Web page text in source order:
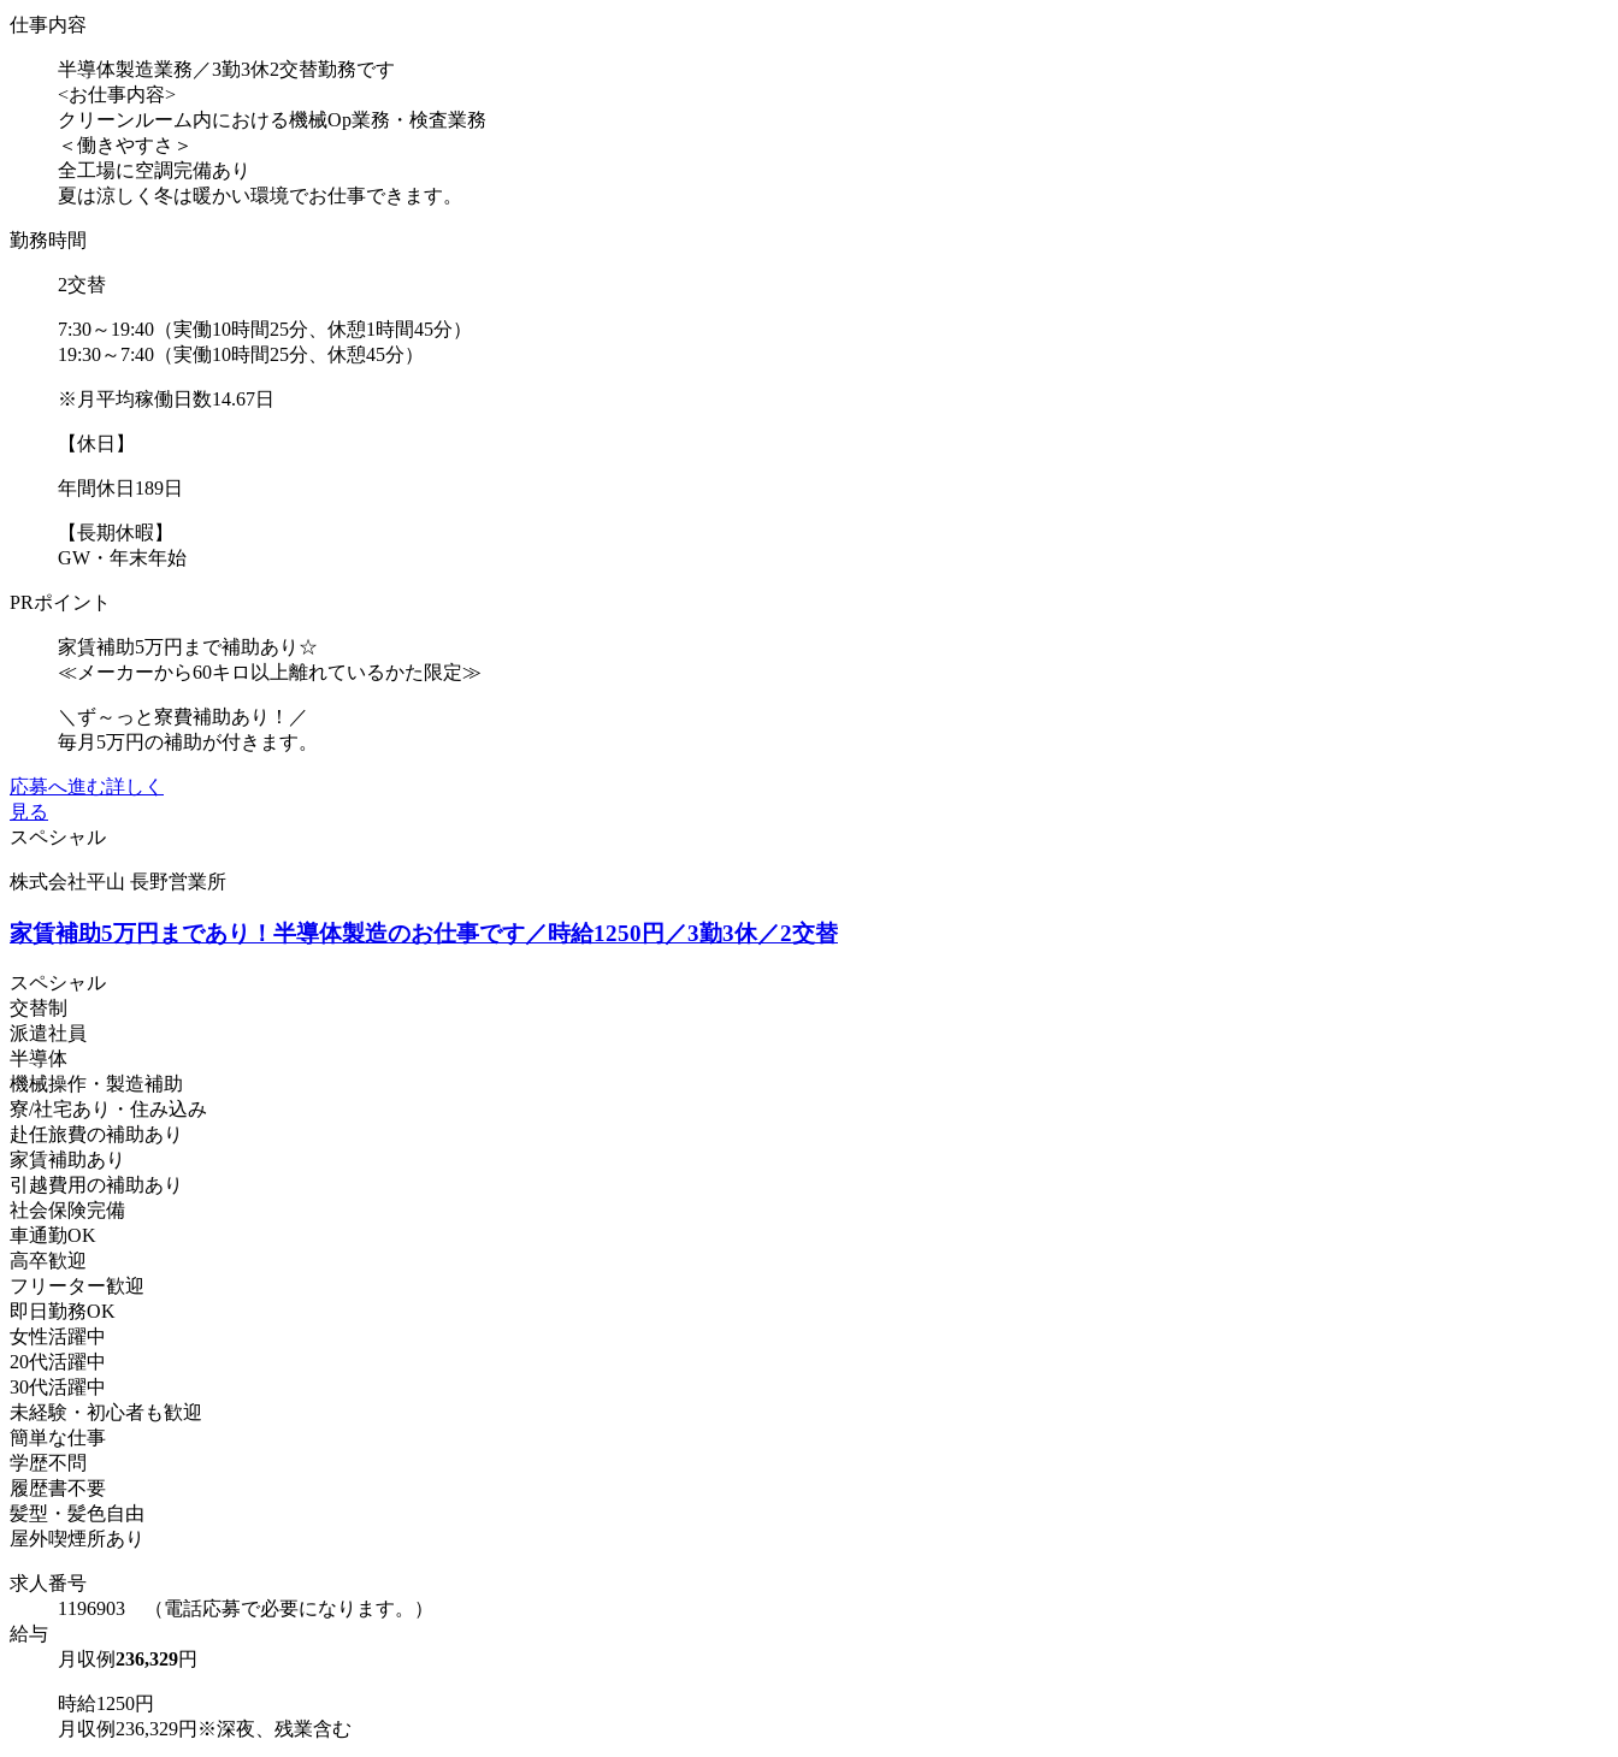
仕事内容
半導体製造業務／3勤3休2交替勤務です
<お仕事内容>
クリーンルーム内における機械Op業務・検査業務
＜働きやすさ＞
全工場に空調完備あり
夏は涼しく冬は暖かい環境でお仕事できます。
勤務時間
2交替
7:30～19:40（実働10時間25分、休憩1時間45分）
19:30～7:40（実働10時間25分、休憩45分）
※月平均稼働日数14.67日
【休日】
年間休日189日
【長期休暇】
GW・年末年始
PRポイント
家賃補助5万円まで補助あり☆
≪メーカーから60キロ以上離れているかた限定≫
＼ず～っと寮費補助あり！／
毎月5万円の補助が付きます。
応募へ進む詳しく
見る
スペシャル
株式会社平山 長野営業所
家賃補助5万円まであり！半導体製造のお仕事です／時給1250円／3勤3休／2交替
スペシャル
交替制
派遣社員
半導体
機械操作・製造補助
寮/社宅あり・住み込み
赴任旅費の補助あり
家賃補助あり
引越費用の補助あり
社会保険完備
車通勤OK
高卒歓迎
フリーター歓迎
即日勤務OK
女性活躍中
20代活躍中
30代活躍中
未経験・初心者も歓迎
簡単な仕事
学歴不問
履歴書不要
髪型・髪色自由
屋外喫煙所あり
求人番号
1196903 （電話応募で必要になります。）
給与
月収例236,329円
時給1250円
月収例236,329円※深夜、残業含む